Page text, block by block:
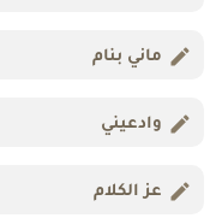
ماني بنام
وادعيني
عز الكلام